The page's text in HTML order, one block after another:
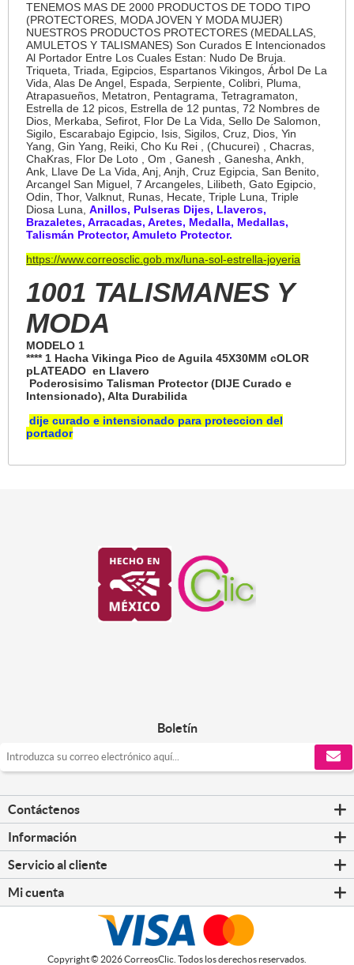
TENEMOS MAS DE 2000 PRODUCTOS DE TODO TIPO
(PROTECTORES, MODA JOVEN Y MODA MUJER)
NUESTROS PRODUCTOS PROTECTORES (MEDALLAS,
AMULETOS Y TALISMANES) Son Curados E Intencionados
Al Portador Entre Los Cuales Estan: Nudo De Bruja.
Triqueta, Triada, Egipcios, Espartanos Vikingos, Árbol De La
Vida, Alas De Angel, Espada, Serpiente, Colibri, Pluma,
Atrapasueños, Metatron, Pentagrama, Tetragramaton,
Estrella de 12 picos, Estrella de 12 puntas, 72 Nombres de
Dios, Merkaba, Sefirot, Flor De La Vida, Sello De Salomon,
Sigilo, Escarabajo Egipcio, Isis, Sigilos, Cruz, Dios, Yin
Yang, Gin Yang, Reiki, Cho Ku Rei , (Chucurei) , Chacras,
ChaKras, Flor De Loto , Om , Ganesh , Ganesha, Ankh,
Ank, Llave De La Vida, Anj, Anjh, Cruz Egipcia, San Benito,
Arcangel San Miguel, 7 Arcangeles, Lilibeth, Gato Egipcio,
Odin, Thor, Valknut, Runas, Hecate, Triple Luna, Triple
Diosa Luna,Anillos, Pulseras Dijes, Llaveros,
Brazaletes, Arracadas, Aretes, Medalla, Medallas,
Talismán Protector, Amuleto Protector.
https://www.correosclic.gob.mx/luna-sol-estrella-joyeria
1001 TALISMANES Y
MODA
MODELO 1
**** 1 Hacha Vikinga Pico de Aguila 45X30MM cOLOR
pLATEADO en Llavero
Poderosisimo Talisman Protector (DIJE Curado e
Intensionado), Alta Durabilida
dije curado e intensionado para proteccion del
portador
Boletín
Contáctenos
Información
Servicio al cliente
Mi cuenta
Copyright © 2026 CorreosClic. Todos los derechos reservados.